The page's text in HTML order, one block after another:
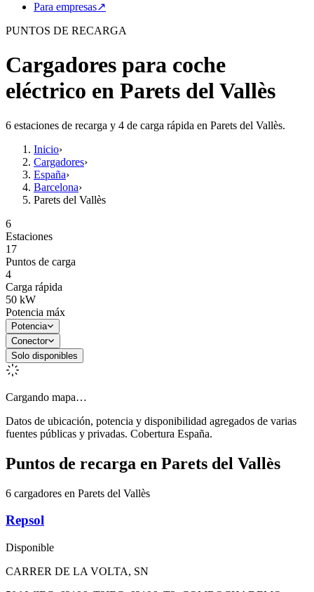
Para empresas↗
PUNTOS DE RECARGA
Cargadores para coche
eléctrico en Parets del Vallès
6 estaciones de recarga y 4 de carga rápida en Parets del Vallès.
Inicio›
Cargadores›
España›
Barcelona›
Parets del Vallès
6
Estaciones
17
Puntos de carga
4
Carga rápida
50 kW
Potencia máx
Potencia
Conector
Solo disponibles
Cargando mapa…
Datos de ubicación, potencia y disponibilidad agregados de varias
fuentes públicas y privadas. Cobertura España.
Puntos de recarga en Parets del Vallès
6 cargadores en Parets del Vallès
Repsol
Disponible
CARRER DE LA VOLTA, SN